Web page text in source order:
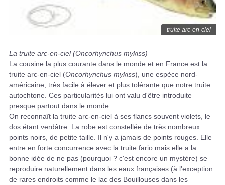
truite arc-en-ciel
La truite arc-en-ciel (Oncorhynchus mykiss)
La cousine la plus courante dans le monde et en France est la
truite arc-en-ciel (Oncorhynchus mykiss), une espèce nord-
américaine, très facile à élever et plus tolérante que notre truite
autochtone. Ces particularités lui ont valu d'être introduite
presque partout dans le monde.
On reconnaît la truite arc-en-ciel à ses flancs souvent violets, le
dos étant verdâtre. La robe est constellée de très nombreux
points noirs, de petite taille. Il n'y a jamais de points rouges. Elle
entre en forte concurrence avec la truite fario mais elle a la
bonne idée de ne pas (pourquoi ? c'est encore un mystère) se
reproduire naturellement dans les eaux françaises (à l'exception
de rares endroits comme le lac des Bouillouses dans les